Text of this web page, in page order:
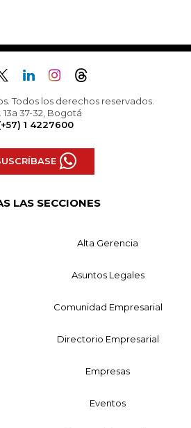
Todos los derechos reservados.
13a 37-32, Bogotá
1 4227600
LAS SECCIONES
Alta Gerencia
Asuntos Legales
Comunidad Empresarial
Directorio Empresarial
Empresas
Eventos